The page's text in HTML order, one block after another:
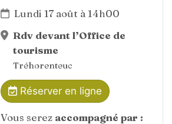
Lundi 17 août à 14h00
Rdv devant l’Office de
tourisme
Tréhorenteuc
Réserver en ligne
Vous serez accompagné par :